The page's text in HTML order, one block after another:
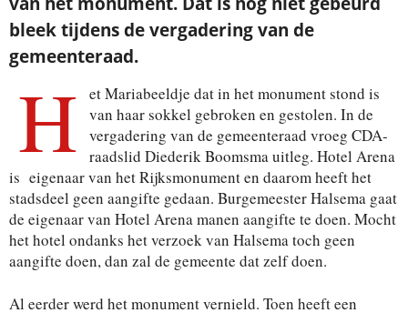
bleek tijdens de vergadering van de
gemeenteraad.
H
et Mariabeeldje dat in het monument stond is
van haar sokkel gebroken en gestolen. In de
vergadering van de gemeenteraad vroeg CDA-
raadslid Diederik Boomsma uitleg. Hotel Arena
is eigenaar van het Rijksmonument en daarom heeft het
stadsdeel geen aangifte gedaan. Burgemeester Halsema gaat
de eigenaar van Hotel Arena manen aangifte te doen. Mocht
het hotel ondanks het verzoek van Halsema toch geen
aangifte doen, dan zal de gemeente dat zelf doen.
Al eerder werd het monument vernield. Toen heeft een